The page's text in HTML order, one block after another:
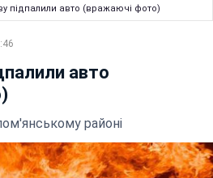
підпалили авто (вражаючі фото)
авто
районі